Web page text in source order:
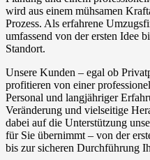
wird aus einem mühsamen
Prozess. Als erfahrene
umfassend von der ersten Idee
Standort.
Unsere Kunden – egal ob
profitieren von einer
Personal und langjähriger
Veränderung und vielseitige
dabei auf die Unterstützung
für Sie übernimmt – von der
bis zur sicheren Durchführung